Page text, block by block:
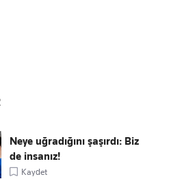
Neye uğradığını şaşırdı: Biz
de insanız!
Kaydet